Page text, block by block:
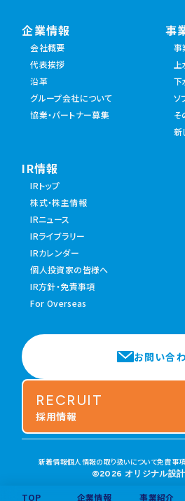
TOP 企業情報 事業紹介
企業情報
会社概要
代表挨拶
沿革
グループ会社について
協業・パートナー募集
事
事
下
ソ
そ
新
IR情報
IRトップ
株式・株主情報
IRニュース
IRライブラリー
IRカレンダー
個人投資家の皆様へ
IR方針・免責事項
For Overseas
お問い合
RECRUIT
採用情報
新着情報個人情報の取り扱いについて免責事
©2026 オリジナル設